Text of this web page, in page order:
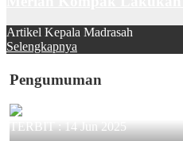
Artikel Kepala Madrasah
Selengkapnya
Pengumuman
TERBIT :14 Jun 2025